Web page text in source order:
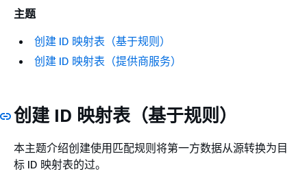
主题
创建 ID 映射表（基于规则）
创建 ID 映射表（提供商服务）
创建 ID 映射表（基于规则）
本主题介绍创建使用匹配规则将第一方数据从源转换为目
标 ID 映射表的过。